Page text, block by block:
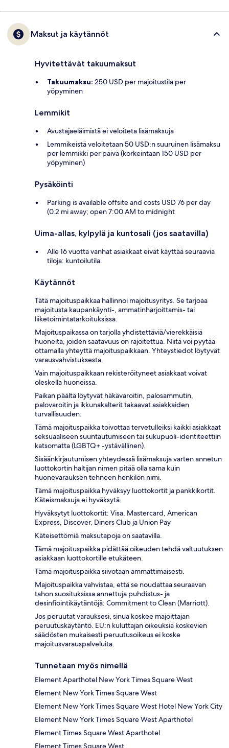
Maksut ja käytännöt
Hyvitettävät takuumaksut
Takuumaksu: 250 USD per majoitustila per
yöpyminen
Lemmikit
Avustajaeläimistä ei veloiteta lisämaksuja
Lemmikeistä veloitetaan 50 USD:n suuruinen lisämaksu
per lemmikki per päivä (korkeintaan 150 USD per
yöpyminen)
Pysäköinti
Parking is available offsite and costs USD 76 per day
(0.2 mi away; open 7:00 AM to midnight
Uima-allas, kylpylä ja kuntosali (jos saatavilla)
Alle 16 vuotta vanhat asiakkaat eivät käyttää seuraavia
tiloja: kuntoilutila.
Käytännöt
Tätä majoituspaikkaa hallinnoi majoitusyritys. Se tarjoaa
majoitusta kaupankäynti-, ammatinharjoittamis- tai
liiketoimintatarkoituksissa.
Majoituspaikassa on tarjolla yhdistettäviä/vierekkäisiä
huoneita, joiden saatavuus on rajoitettua. Niitä voi pyytää
ottamalla yhteyttä majoituspaikkaan. Yhteystiedot löytyvät
varausvahvistuksesta.
Vain majoituspaikkaan rekisteröityneet asiakkaat voivat
oleskella huoneissa.
Paikan päältä löytyvät häkävaroitin, palosammutin,
palovaroitin ja ikkunakalterit takaavat asiakkaiden
turvallisuuden.
Tämä majoituspaikka toivottaa tervetulleiksi kaikki asiakkaat
seksuaaliseen suuntautumiseen tai sukupuoli-identiteettiin
katsomatta (LGBTQ+ -ystävällinen).
Sisäänkirjautumisen yhteydessä lisämaksuja varten annetun
luottokortin haltijan nimen pitää olla sama kuin
huonevarauksen tehneen henkilön nimi.
Tämä majoituspaikka hyväksyy luottokortit ja pankkikortit.
Käteismaksuja ei hyväksytä.
Hyväksytyt luottokortit: Visa, Mastercard, American
Express, Discover, Diners Club ja Union Pay
Käteisettömiä maksutapoja on saatavilla.
Tämä majoituspaikka pidättää oikeuden tehdä valtuutuksen
asiakkaan luottokortille etukäteen.
Tämä majoituspaikka siivotaan ammattimaisesti.
Majoituspaikka vahvistaa, että se noudattaa seuraavan
tahon suosituksissa annettuja puhdistus- ja
desinfiointikäytäntöjä: Commitment to Clean (Marriott).
Jos peruutat varauksesi, sinua koskee majoittajan
peruutuskäytäntö. EU:n kuluttajan oikeuksia koskevien
säädösten mukaisesti peruutusoikeus ei koske
majoitusvarauspalveluita.
Tunnetaan myös nimellä
Element Aparthotel New York Times Square West
Element New York Times Square West
Element New York Times Square West Hotel New York City
Element New York Times Square West Aparthotel
Element Times Square West Aparthotel
Element Times Square West